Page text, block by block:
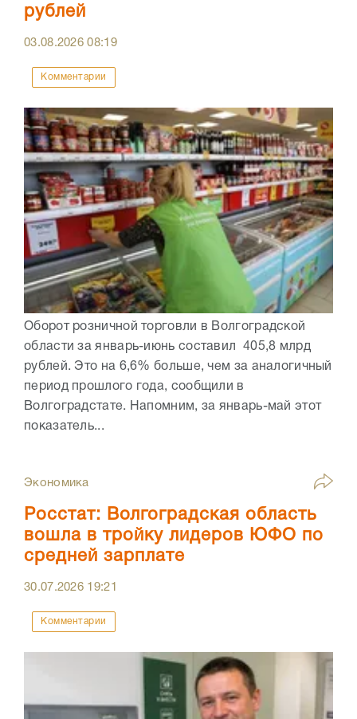
рублей
03.08.202608:19
Комментарии
Оборот розничной торговли в Волгоградской
области за январь-июнь составил 405,8 млрд
рублей. Это на 6,6% больше, чем за аналогичный
период прошлого года, сообщили в
Волгоградстате. Напомним, за январь-май этот
показатель...
Экономика
Росстат: Волгоградская область
вошла в тройку лидеров ЮФО по
средней зарплате
30.07.2026 19:21
Комментарии